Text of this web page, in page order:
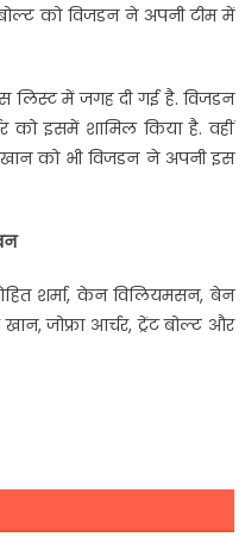
को विजडन ने अपनी टीम में
लिस्ट में जगह दी गई है. विजडन
को इसमें शामिल किया है. वहीं
को भी विजडन ने अपनी इस
शर्मा, केन विलियमसन, बेन
जोफ्रा आर्चर, ट्रेंट बोल्ट और